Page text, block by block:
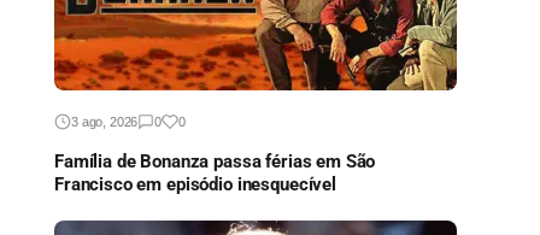
3 ago, 2026 0 0
Família de Bonanza passa férias em São
Francisco em episódio inesquecível